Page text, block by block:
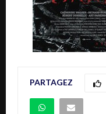
PARTAGEZ